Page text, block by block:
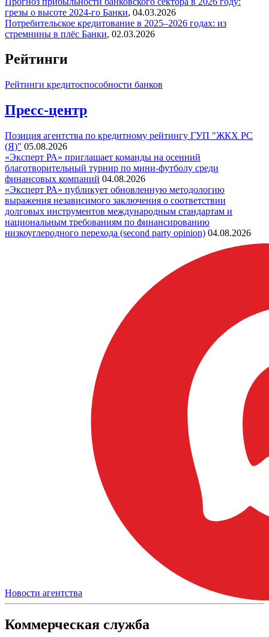
грезы о высоте 2024-го Банки, 04.03.2026
Потребительское кредитование в 2025–2026 годах: из
стремнины в плёс Банки, 02.03.2026
Рейтинги
Рейтинги кредитоспособности банков
Пресс-центр
Позиция агентства по кредитному рейтингу ГУП "ЖКХ РС
(Я)" 05.08.2026
«Эксперт РА» приглашает команды на осенний
благотворительный турнир по мини-футболу среди
финансовых компаний 04.08.2026
«Эксперт РА» публикует обновленную методологию
выражения независимого заключения о соответствии
долговых инструментов международным стандартам и
национальным требованиям по финансированию
низкоуглеродного перехода (second party opinion) 04.08.2026
Новости агентства
Коммерческая служба